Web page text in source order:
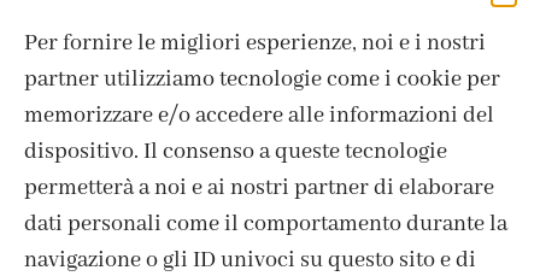
Per fornire le migliori esperienze, noi e i nostri
partner utilizziamo tecnologie come i cookie per
memorizzare e/o accedere alle informazioni del
dispositivo. Il consenso a queste tecnologie
permetterà a noi e ai nostri partner di elaborare
dati personali come il comportamento durante la
navigazione o gli ID univoci su questo sito e di
33,70€ 29,00€
Esaurito